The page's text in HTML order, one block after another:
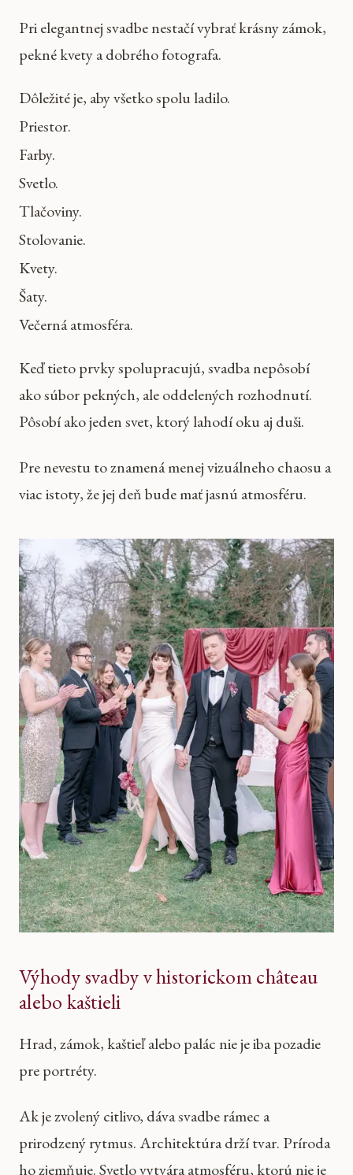
Pri elegantnej svadbe nestačí vybrať krásny zámok,
pekné kvety a dobrého fotografa.
Dôležité je, aby všetko spolu ladilo.
Priestor.
Farby.
Svetlo.
Tlačoviny.
Stolovanie.
Kvety.
Šaty.
Večerná atmosféra.
Keď tieto prvky spolupracujú, svadba nepôsobí
ako súbor pekných, ale oddelených rozhodnutí.
Pôsobí ako jeden svet, ktorý lahodí oku aj duši.
Pre nevestu to znamená menej vizuálneho chaosu a
viac istoty, že jej deň bude mať jasnú atmosféru.
Výhody svadby v historickom château
alebo kaštieli
Hrad, zámok, kaštieľ alebo palác nie je iba pozadie
pre portréty.
Ak je zvolený citlivo, dáva svadbe rámec a
prirodzený rytmus. Architektúra drží tvar. Príroda
ho zjemňuje. Svetlo vytvára atmosféru, ktorú nie je